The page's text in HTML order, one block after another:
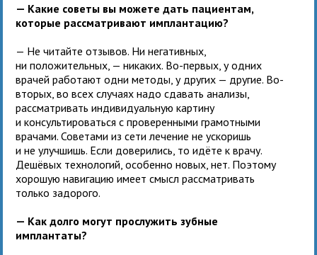
— Какие советы вы можете дать пациентам,
которые рассматривают имплантацию?
— Не читайте отзывов. Ни негативных,
ни положительных, — никаких. Во-первых, у одних
врачей работают одни методы, у других — другие. Во-
вторых, во всех случаях надо сдавать анализы,
рассматривать индивидуальную картину
и консультироваться с проверенными грамотными
врачами. Советами из сети лечение не ускоришь
и не улучшишь. Если доверились, то идёте к врачу.
Дешёвых технологий, особенно новых, нет. Поэтому
хорошую навигацию имеет смысл рассматривать
только задорого.
— Как долго могут прослужить зубные
имплантаты?